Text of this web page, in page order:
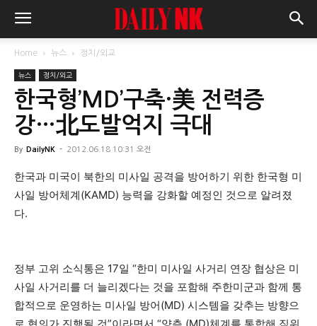
Home 뉴스 정치/외교
뉴스 정치/외교
한국형’MD’구축·美 전력증
강…北도발억지 극대
By DailyNK - 2012.06.18 10:31 오전
한국과 미국이 북한의 미사일 공격을 방어하기 위한 한국형 미
사일 방어체계(KAMD) 능력을 강화할 예정인 것으로 알려졌
다.
정부 고위 소식통은 17일 “한미 미사일 사거리 연장 협상은 미
사일 사거리를 더 늘리겠다는 것을 포함해 주한미군과 함께 통
합적으로 운영하는 미사일 방어(MD) 시스템을 갖추는 방향으